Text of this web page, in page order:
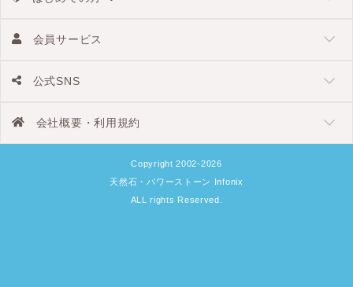
会員サービス
公式SNS
会社概要・利用規約
Copyright 2002-2026
天然石・パワーストーン Infonix
ALL rights Reserved.